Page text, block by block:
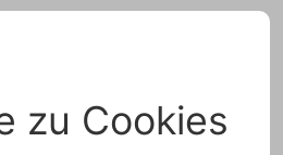
zu Cookies